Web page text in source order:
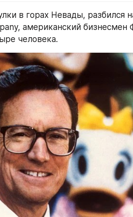
в горах Невады, разбился
американский бизнесмен
человека.